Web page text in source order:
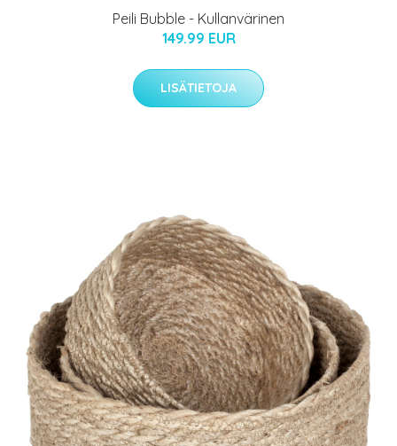
Peili Bubble - Kullanvärinen
149.99 EUR
LISÄTIETOJA